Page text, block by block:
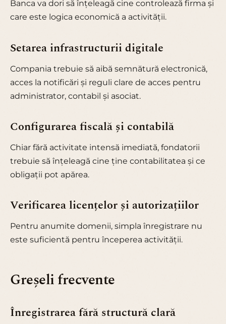
Banca va dori să înțeleagă cine controlează firma și
care este logica economică a activității.
Setarea infrastructurii digitale
Compania trebuie să aibă semnătură electronică,
acces la notificări și reguli clare de acces pentru
administrator, contabil și asociat.
Configurarea fiscală și contabilă
Chiar fără activitate intensă imediată, fondatorii
trebuie să înțeleagă cine ține contabilitatea și ce
obligații pot apărea.
Verificarea licențelor și autorizațiilor
Pentru anumite domenii, simpla înregistrare nu
este suficientă pentru începerea activității.
Greșeli frecvente
Înregistrarea fără structură clară